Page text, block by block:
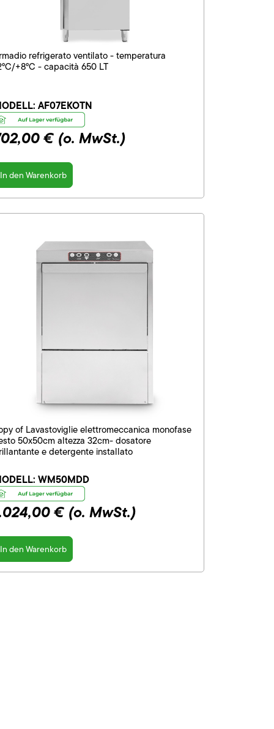
refrigerato ventilato - temperatura
+8°C - capacità 650 LT
AF07EKOTN
€ (o. MwSt.)
In den Warenkorb
of Lavastoviglie elettromeccanica monofase
50x50cm altezza 32cm- dosatore
e detergente installato
WM50MDD
€ (o. MwSt.)
In den Warenkorb